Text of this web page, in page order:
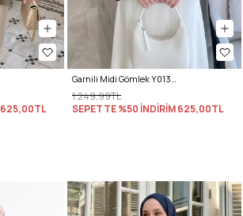
625,00TL
Garnili Midi Gömlek Y0138 - MÜRDÜM
1.249,99TL
SEPETTE %50 İNDİRİM625,00TL